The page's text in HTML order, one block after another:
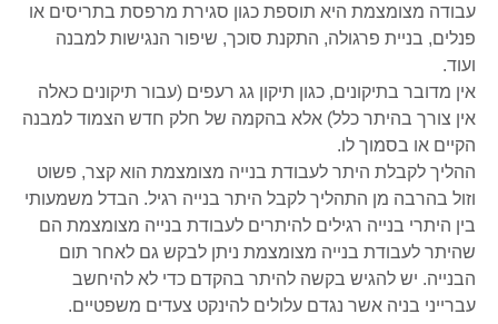
עבודה מצומצמת היא תוספת כגון סגירת מרפסת בתריסים או
פנלים, בניית פרגולה, התקנת סוכך, שיפור הנגישות למבנה
ועוד.
אין מדובר בתיקונים, כגון תיקון גג רעפים (עבור תיקונים כאלה
אין צורך בהיתר כלל) אלא בהקמה של חלק חדש הצמוד למבנה
הקיים או בסמוך לו.
ההליך לקבלת היתר לעבודת בנייה מצומצמת הוא קצר, פשוט
וזול בהרבה מן התהליך לקבל היתר בנייה רגיל. הבדל משמעותי
בין היתרי בנייה רגילים להיתרים לעבודת בנייה מצומצמת הם
שהיתר לעבודת בנייה מצומצמת ניתן לבקש גם לאחר תום
הבנייה. יש להגיש בקשה להיתר בהקדם כדי לא להיחשב
עברייני בניה אשר נגדם עלולים להינקט צעדים משפטיים.